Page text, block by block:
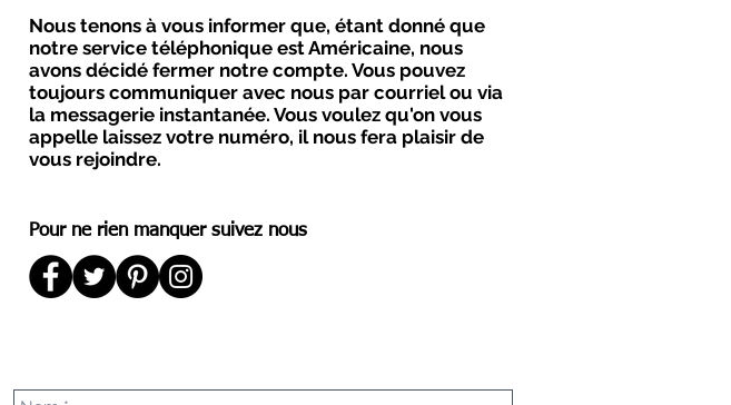
Nous tenons à vous informer que, étant donné que
notre service téléphonique est Américaine, nous
avons décidé fermer notre compte. Vous pouvez
toujours communiquer avec nous par courriel ou via
la messagerie instantanée. Vous voulez qu'on vous
appelle laissez votre numéro, il nous fera plaisir de
vous rejoindre.
Pour ne rien manquer suivez nous